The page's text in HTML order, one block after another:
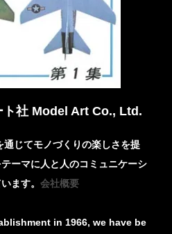
ト社 Model Art Co., Ltd.
じてモノづくりの楽しさを提
ーマに人と人のコミュニケーシ
ます。会社概要
in 1966, we have be